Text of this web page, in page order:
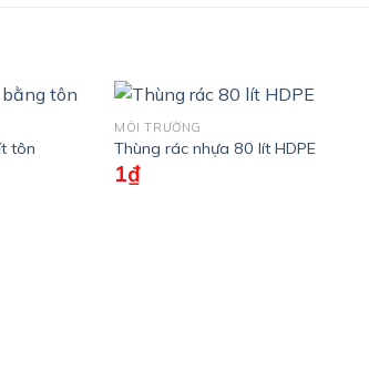
tôn
MÔI TRƯỜNG
Thùng rác nhựa 80 lít HDPE
1₫